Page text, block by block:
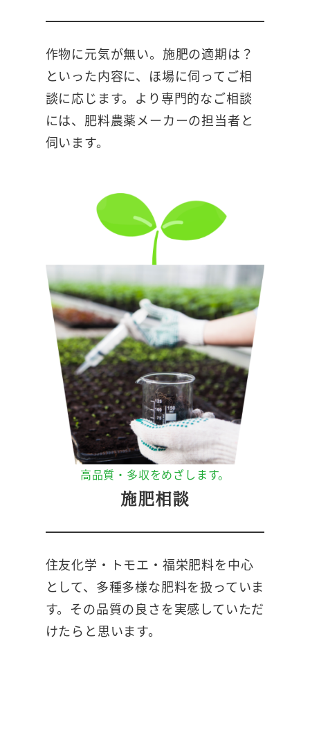
作物に元気が無い。施肥の適期は？
といった内容に、ほ場に伺ってご相
談に応じます。より専門的なご相談
には、肥料農薬メーカーの担当者と
伺います。
高品質・多収をめざします。
施肥相談
住友化学・トモエ・福栄肥料を中心
として、多種多様な肥料を扱っていま
す。その品質の良さを実感していただ
けたらと思います。